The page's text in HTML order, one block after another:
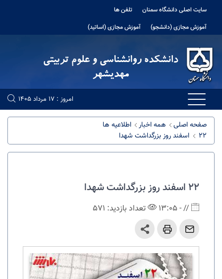
سایت اصلی دانشگاه سمنان
تلفن ها
آموزش مجازی (دانشجو)
آموزش مجازی (اساتید)
امروز : 17 مرداد 1405
صفحه اصلی همه اخبار
اطلاعیه ها
22 اسفند روز بزرگداشت شهدا
22 اسفند روز بزرگداشت شهدا
// - 13:05 تعداد بازدید: 571